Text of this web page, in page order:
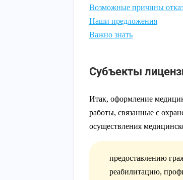
Возможные причины
Наши предложения
Важно знать
Субъекты
Итак, оформление
работы, связанные с
осуществления
предоставлению
реабилитацию,